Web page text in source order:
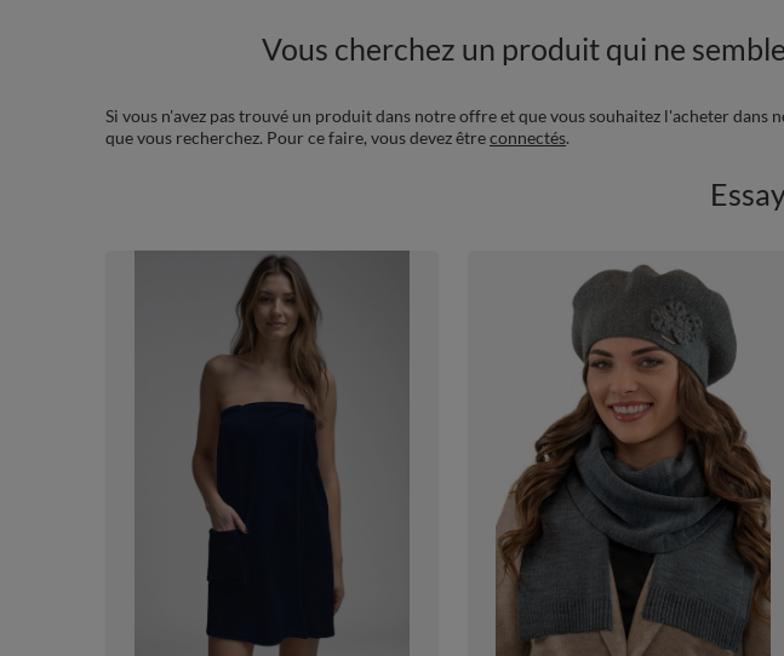
Vous cherchez un produit qui ne
Si vous n'avez pas trouvé un produit dans notre offre et que vous souhaitez l'acheter
que vous recherchez. Pour ce faire, vous devez êtreconnectés.